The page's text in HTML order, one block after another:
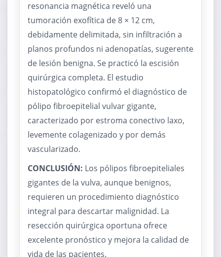
resonancia magnética reveló una
tumoración exofítica de 8 × 12 cm,
debidamente delimitada, sin infiltración a
planos profundos ni adenopatías, sugerente
de lesión benigna. Se practicó la escisión
quirúrgica completa. El estudio
histopatológico confirmó el diagnóstico de
pólipo fibroepitelial vulvar gigante,
caracterizado por estroma conectivo laxo,
levemente colagenizado y por demás
vascularizado.
CONCLUSIÓN: Los pólipos fibroepiteliales
gigantes de la vulva, aunque benignos,
requieren un procedimiento diagnóstico
integral para descartar malignidad. La
resección quirúrgica oportuna ofrece
excelente pronóstico y mejora la calidad de
vida de las pacientes.